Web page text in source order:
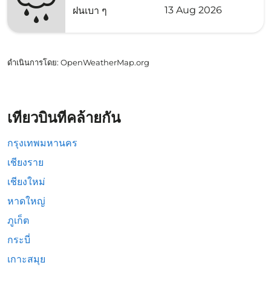
ฝนเบา ๆ
13 Aug 2026
ดำเนินการโดย: OpenWeatherMap.org
เที่ยวบินที่คล้ายกัน
กรุงเทพมหานคร
เชียงราย
เชียงใหม่
หาดใหญ่
ภูเก็ต
กระบี่
เกาะสมุย